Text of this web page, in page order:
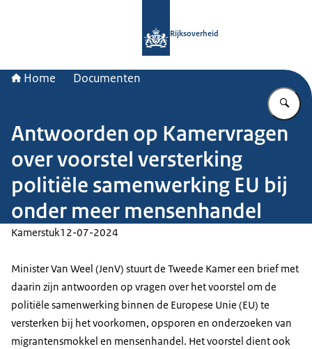
Rijksoverheid
Home Documenten
Antwoorden op Kamervragen
over voorstel versterking
politiële samenwerking EU bij
onder meer mensenhandel
Kamerstuk12-07-2024
Minister Van Weel (JenV) stuurt de Tweede Kamer een brief met
daarin zijn antwoorden op vragen over het voorstel om de
politiële samenwerking binnen de Europese Unie (EU) te
versterken bij het voorkomen, opsporen en onderzoeken van
migrantensmokkel en mensenhandel. Het voorstel dient ook